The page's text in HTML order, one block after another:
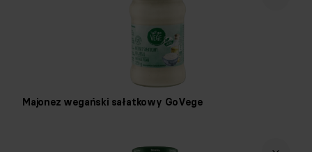
Majonez wegański sałatkowy GoVege